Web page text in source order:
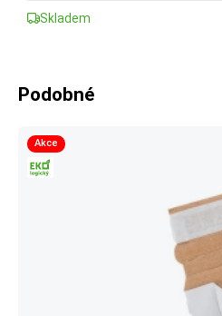
Skladem
Podobné
Akce